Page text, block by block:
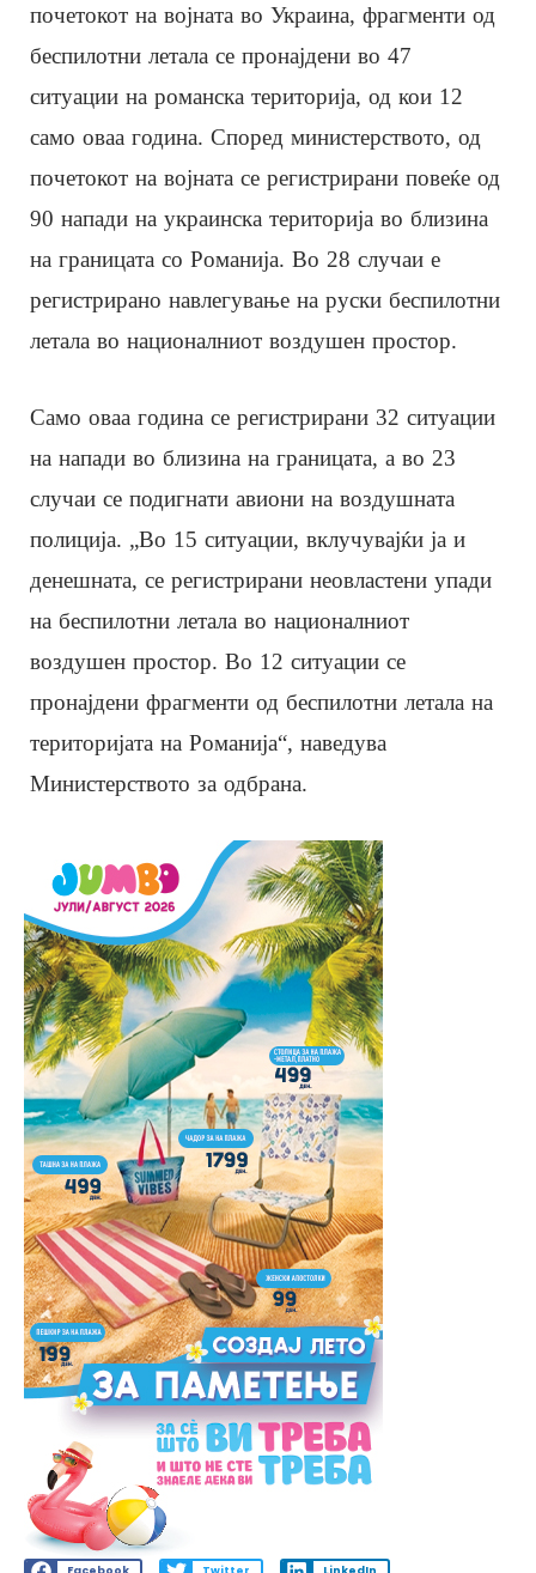
почетокот на војната во Украина, фрагменти од
беспилотни летала се пронајдени во 47
ситуации на романска територија, од кои 12
само оваа година. Според министерството, од
почетокот на војната се регистрирани повеќе од
90 напади на украинска територија во близина
на границата со Романија. Во 28 случаи е
регистрирано навлегување на руски беспилотни
летала во националниот воздушен простор.
Само оваа година се регистрирани 32 ситуации
на напади во близина на границата, а во 23
случаи се подигнати авиони на воздушната
полиција. „Во 15 ситуации, вклучувајќи ја и
денешната, се регистрирани неовластени упади
на беспилотни летала во националниот
воздушен простор. Во 12 ситуации се
пронајдени фрагменти од беспилотни летала на
територијата на Романија“, наведува
Министерството за одбрана.